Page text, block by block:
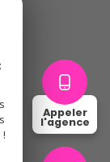
Appeler
l'agence